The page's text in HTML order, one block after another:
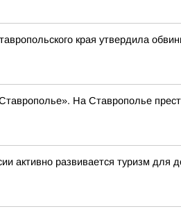
края утвердила
На Ставрополье
активно развивается туризм для